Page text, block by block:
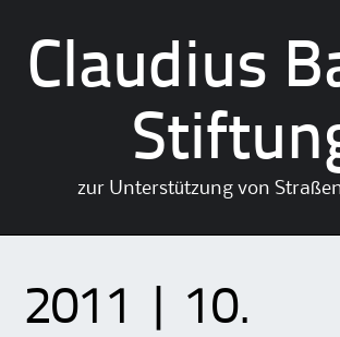
Claudius
zur Unterstützung von
content
2011 | 10.